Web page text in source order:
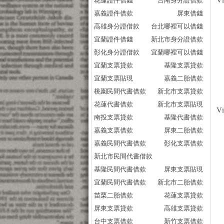
嘉義證件借款
屏東借錢
高雄身分證借款
台北哪裡可以借錢
宜蘭證件借錢
新北市身分證借款
彰化身分證借款
宜蘭哪裡可以借錢
宜蘭支票貸款
基隆支票貸款
宜蘭支票貼現
嘉義二胎借款
桃園民間代書借款
新北市支票貸款
花蓮代書借款
新北市支票貼現
南投支票貸款
基隆代書借款
嘉義支票借款
屏東二胎借款
嘉義民間代書借款
彰化支票借款
新北市民間代書借款
基隆民間代書借款
屏東支票貼現
宜蘭民間代書借款
新北市二胎借款
苗栗二胎借款
花蓮支票貸款
屏東支票貸款
高雄支票貸款
台中支票借款
新竹支票借款